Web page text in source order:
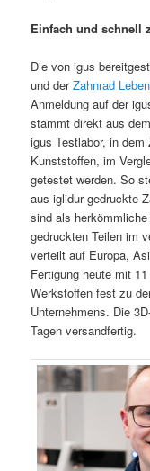
Einfach und schnell
Die von igus
und derZahnrad
Anmeldung auf der
stammt direkt aus
igus Testlabor, in
Kunststoffen, im
getestet werden. So
aus iglidur gedruckte
sind als
gedruckten Teilen im
verteilt auf Europa,
Fertigung heute mit
Werkstoffen fest zu
Unternehmens. Die
Tagen versandfertig.